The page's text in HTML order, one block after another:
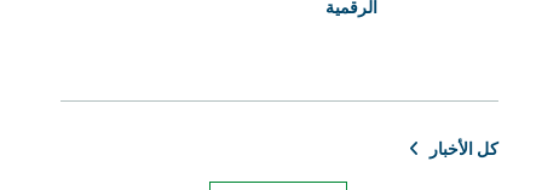
الرقمية
كل الأخبار